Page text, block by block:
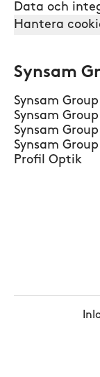
Data och
Hantera
Synsam
Synsam Group
Synsam
Synsam
Synsam
Profil Optik